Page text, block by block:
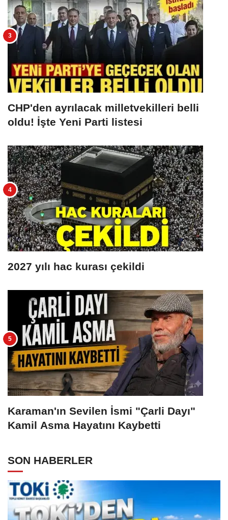
CHP'den ayrılacak milletvekilleri belli
oldu! İşte Yeni Parti listesi
2027 yılı hac kurası çekildi
Karaman'ın Sevilen İsmi "Çarli Dayı"
Kamil Asma Hayatını Kaybetti
SON HABERLER